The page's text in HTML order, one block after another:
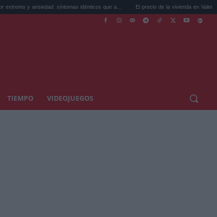
síntomas idénticos que a... El precio de la vivienda en Valencia sube a
TIEMPO VIDEOJUEGOS